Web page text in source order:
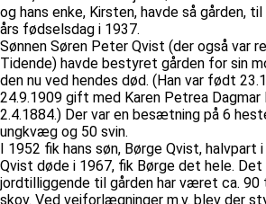
og hans enke, Kirsten, havde så gården,
års fødselsdag i 1937.
Sønnen Søren Peter Qvist (der også var
Tidende) havde bestyret gården for sin
den nu ved hendes død. (Han var født
24.9.1909 gift med Karen Petrea
2.4.1884.) Der var en besætning på 6
ungkvæg og 50 svin.
I 1952 fik hans søn, Børge Qvist, halvpart i
Qvist døde i 1967, fik Børge det hele.
jordtilliggende til gården har været ca. 90
skov. Ved vejforlægninger m.v. blev der